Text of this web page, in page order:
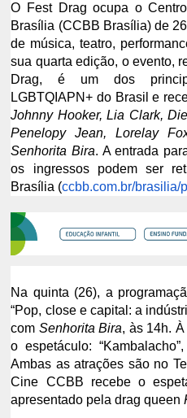
O Fest Drag ocupa o
Brasília (CCBB Brasília) de
de música, teatro,
sua quarta edição, o evento,
Drag, é um dos
LGBTQIAPN+ do Brasil e
Johnny Hooker, Lia Clark,
Penelopy Jean, Lorelay
Senhorita Bira. A entrada
os ingressos podem ser
Brasília (ccbb.com.br/brasilia/
Na quinta (26), a
“Pop, close e capital: a
com Senhorita Bira, às 14h.
o espetáculo:
Ambas as atrações são no
Cine CCBB recebe o
apresentado pela drag queen